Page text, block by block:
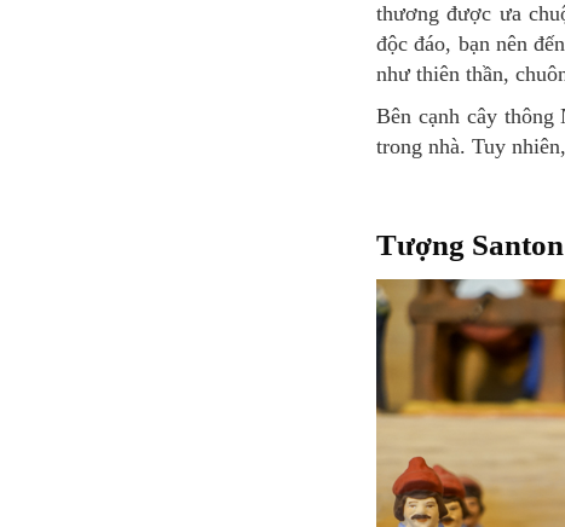
thương được ưa
độc đáo, bạn nên
như thiên thần,
Bên cạnh cây thông Noel, người Pháp đôi khi trang trí cây holly với những quả đỏ trên bàn hoặc
trong nhà. Tuy
Tượng Santon